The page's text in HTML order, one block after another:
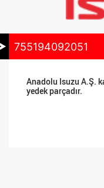
755194092051
Anadolu Isuzu A.Ş.
yedek parçadır.